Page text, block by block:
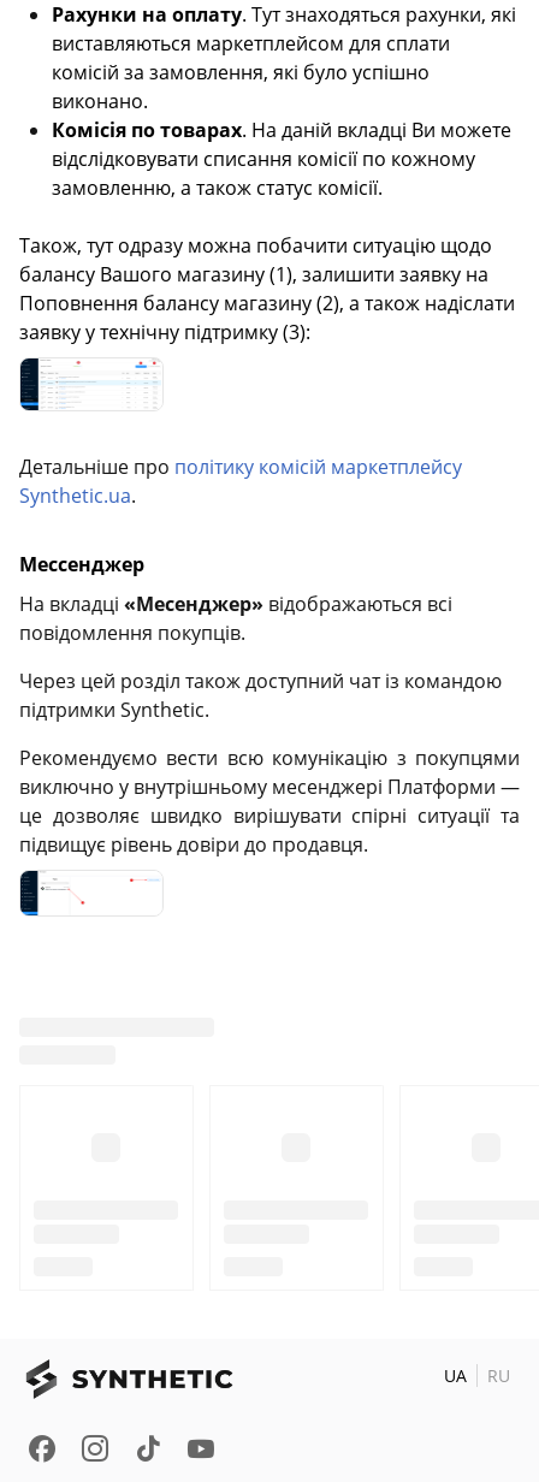
Рахунки на оплату. Тут знаходяться рахунки, які
виставляються маркетплейсом для сплати
комісій за замовлення, які було успішно
виконано.
Комісія по товарах. На даній вкладці Ви можете
відслідковувати списання комісії по кожному
замовленню, а також статус комісії.
Також, тут одразу можна побачити ситуацію щодо
балансу Вашого магазину (1), залишити заявку на
Поповнення балансу магазину (2), а також надіслати
заявку у технічну підтримку (3):
Детальніше про політику комісій маркетплейсу
Synthetic.ua.
Мессенджер
На вкладці «Месенджер» відображаються всі
повідомлення покупців.
Через цей розділ також доступний чат із командою
підтримки Synthetic.
Рекомендуємо вести всю комунікацію з покупцями
виключно у внутрішньому месенджері Платформи —
це дозволяє швидко вирішувати спірні ситуації та
підвищує рівень довіри до продавця.
UA RU